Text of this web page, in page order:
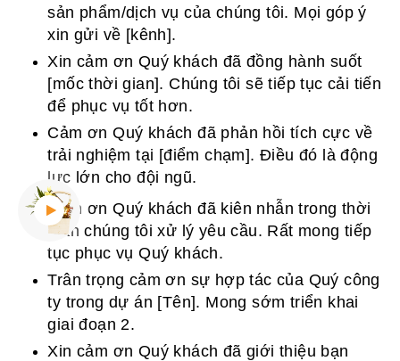
sản phẩm/dịch vụ của chúng tôi. Mọi góp ý
xin gửi về [kênh].
Xin cảm ơn Quý khách đã đồng hành suốt
[mốc thời gian]. Chúng tôi sẽ tiếp tục cải tiến
để phục vụ tốt hơn.
Cảm ơn Quý khách đã phản hồi tích cực về
trải nghiệm tại [điểm chạm]. Điều đó là động
lực lớn cho đội ngũ.
Cảm ơn Quý khách đã kiên nhẫn trong thời
gian chúng tôi xử lý yêu cầu. Rất mong tiếp
tục phục vụ Quý khách.
Trân trọng cảm ơn sự hợp tác của Quý công
ty trong dự án [Tên]. Mong sớm triển khai
giai đoạn 2.
Xin cảm ơn Quý khách đã giới thiệu bạn